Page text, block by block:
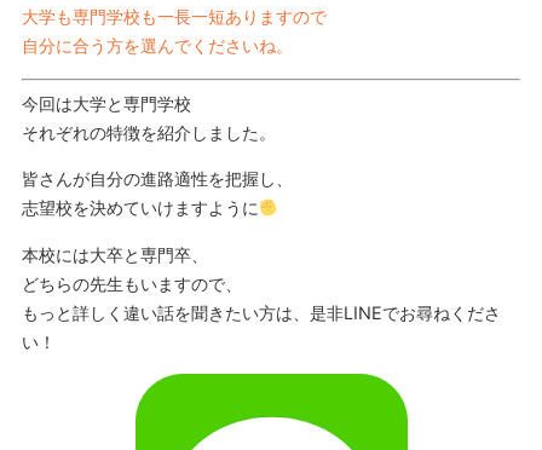
大学も専門学校も一長一短ありますので
自分に合う方を選んでくださいね。
今回は大学と専門学校
それぞれの特徴を紹介しました。
皆さんが自分の進路適性を把握し、
志望校を決めていけますように
本校には大卒と専門卒、
どちらの先生もいますので、
もっと詳しく違い話を聞きたい方は、是非LINEでお尋ねくださ
い！